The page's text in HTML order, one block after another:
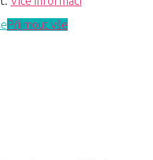
Přijmout vše